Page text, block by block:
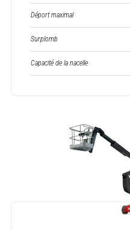
Déport maximal
Surplomb
Capacité de la nacelle